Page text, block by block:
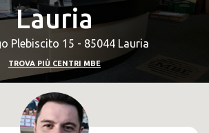
Lauria
Plebiscito 15 - 85044 Lauria
TROVA PIÙ CENTRI MBE